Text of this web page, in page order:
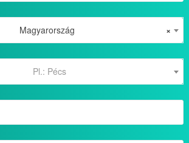
×
Magyarország
Pl.: Pécs